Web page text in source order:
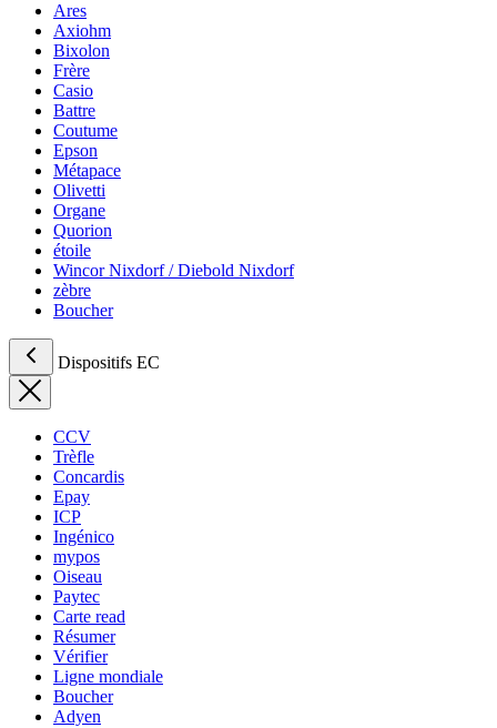
Ares
Axiohm
Bixolon
Frère
Casio
Battre
Coutume
Epson
Métapace
Olivetti
Organe
Quorion
étoile
Wincor Nixdorf / Diebold Nixdorf
zèbre
Boucher
Dispositifs EC
CCV
Trèfle
Concardis
Epay
ICP
Ingénico
mypos
Oiseau
Paytec
Carte read
Résumer
Vérifier
Ligne mondiale
Boucher
Adyen